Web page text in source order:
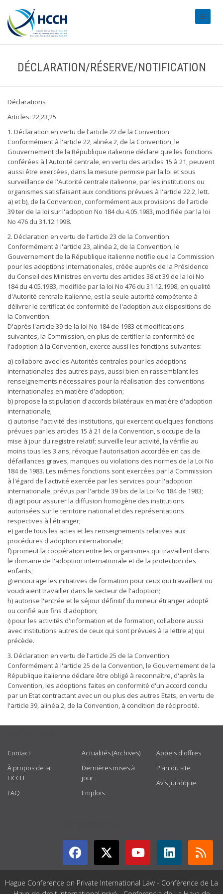
DÉCLARATION/RÉSERVE/NOTIFICATION
Déclarations
Articles: 22,23,25
1. Déclaration en vertu de l'article 22 de la Convention
Conformément à l'article 22, alinéa 2, de la Convention, le
Gouvernement de la République italienne déclare que les fonctions
conférées à l'Autorité centrale, en vertu des articles 15 à 21, peuvent
aussi être exercées, dans la mesure permise par la loi et sous
surveillance de l'Autorité centrale italienne, par les institutions ou
organismes satisfaisant aux conditions prévues à l'article 22.2, lett.
a) et b), de la Convention, conformément aux provisions de l'article
39 ter de la loi sur l'adoption No 184 du 4.05.1983, modifiée par la loi
No 476 du 31.12.1998.
2. Déclaration en vertu de l'article 23 de la Convention
Conformément à l'article 23, alinéa 2, de la Convention, le
Gouvernement de la République italienne notifie que la Commission
pour les adoptions internationales, créée auprès de la Présidence
du Conseil des Ministres en vertu des articles 38 et 39 de la loi No
184 du 4.05.1983, modifiée par la loi No 476 du 31.12.1998, en qualité
d'Autorité centrale italienne, est la seule autorité compétente à
délivrer le certificat de conformité de l'adoption aux dispositions de
la Convention.
D'après l'article 39 de la loi No 184 de 1983 et modifications
suivantes, la Commission, en plus de certifier la conformité de
l'adoption à la Convention, exerce aussi les fonctions suivantes:
a) collabore avec les Autorités centrales pour les adoptions
internationales des autres pays, aussi bien en rassemblant les
renseignements nécessaires pour la réalisation des conventions
internationales en matière d'adoption;
b) propose la stipulation d'accords bilatéraux en matière d'adoption
internationale;
c) autorise l'activité des institutions, qui exercent quelques fonctions
prévues par les articles 15 à 21 de la Convention, s'occupe de la
mise à jour du registre relatif; surveille leur activité, la vérifie au
moins tous les 3 ans, révoque l'autorisation accordée en cas de
défaillances graves, manques ou violations des normes de la Loi No
184 de 1983. Les mêmes fonctions sont exercées par la Commission
à l'égard de l'activité exercée par les services pour l'adoption
internationale, prévus par l'article 39 bis de la Loi No 184 de 1983;
d) agit pour assurer la diffusion homogène des institutions
autorisées sur le territoire national et des représentations
respectives à l'étranger;
e) garde tous les actes et les renseignements relatives aux
procédures d'adoption internationale;
f) promeut la coopération entre les organismes qui travaillent dans
le domaine de l'adoption internationale et de la protection des
enfants;
g) encourage les initiatives de formation pour ceux qui travaillent ou
voudraient travailler dans le secteur de l'adoption;
h) autorise l'entrée et le séjour définitif du mineur étranger adopté
ou confié aux fins d'adoption;
i) pour les activités d'information et de formation, collabore aussi
avec institutions autres de ceux qui sont prévues à la lettre a) qui
précède.
3. Déclaration en vertu de l'article 25 de la Convention
Conformément à l'article 25 de la Convention, le Gouvernement de la
République italienne déclare être obligé à reconnaître, d'après la
Convention, les adoptions faites en conformité d'un accord conclu
par un Etat contractant avec un ou plus des autres Etats, en vertu de
l'article 39, alinéa 2, de la Convention, à condition de réciprocité.
Contact
À propos de la
HCCH
FAQ
Actualités (Archives)
Dernières mises à
jour
Emplois
Appels d'offres
Plan du site
Avis juridique
Hague Conference on Private International Law - Conférence de La